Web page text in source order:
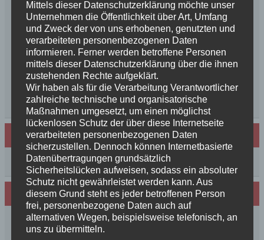
++NEWS++NEWS++NEWS++Wir sind
schwanger++
So schön, die Freundschaften der Schurkeneltern
Lilly´s Schwester schickt Grüße
Innigkeit, oder wahre Liebe
Unsere schöne BenBenkinder schicken
Urlaubsgrüße
++News++News++News++
Archiv
Archiv
Wir sind Mitglied in folgenden Verbänden:
Mittels dieser Datenschutzerklärung möchte unser
Unternehmen die Öffentlichkeit über Art, Umfang
und Zweck der von uns erhobenen, genutzten und
verarbeiteten personenbezogenen Daten
informieren. Ferner werden betroffene Personen
mittels dieser Datenschutzerklärung über die ihnen
zustehenden Rechte aufgeklärt.
Wir haben als für die Verarbeitung Verantwortlicher
zahlreiche technische und organisatorische
Maßnahmen umgesetzt, um einen möglichst
lückenlosen Schutz der über diese Internetseite
verarbeiteten personenbezogenen Daten
sicherzustellen. Dennoch können Internetbasierte
Datenübertragungen grundsätzlich
Sicherheitslücken aufweisen, sodass ein absoluter
Schutz nicht gewährleistet werden kann. Aus
diesem Grund steht es jeder betroffenen Person
frei, personenbezogene Daten auch auf
alternativen Wegen, beispielsweise telefonisch, an
uns zu übermitteln.